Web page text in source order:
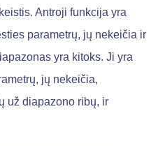
Antroji funkcija yra
parametrų, jų nekeičia ir
yra kitoks. Ji yra
jų nekeičia,
už diapazono ribų, ir